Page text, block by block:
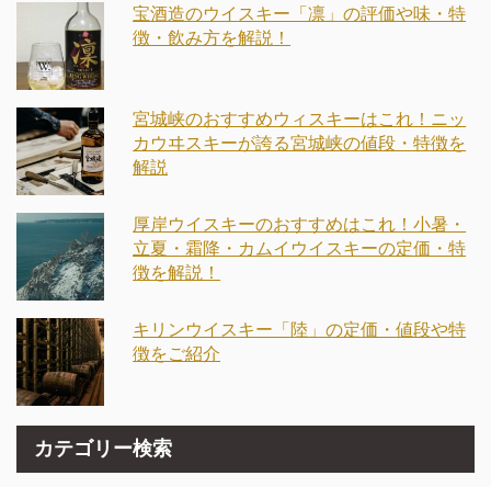
宝酒造のウイスキー「凛」の評価や味・特
徴・飲み方を解説！
宮城峡のおすすめウィスキーはこれ！ニッ
カウヰスキーが誇る宮城峡の値段・特徴を
解説
厚岸ウイスキーのおすすめはこれ！小暑・
立夏・霜降・カムイウイスキーの定価・特
徴を解説！
キリンウイスキー「陸」の定価・値段や特
徴をご紹介
カテゴリー検索